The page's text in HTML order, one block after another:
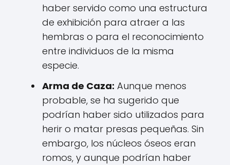
haber servido como una estructura
de exhibición para atraer a las
hembras o para el reconocimiento
entre individuos de la misma
especie.
Arma de Caza: Aunque menos
probable, se ha sugerido que
podrían haber sido utilizados para
herir o matar presas pequeñas. Sin
embargo, los núcleos óseos eran
romos, y aunque podrían haber